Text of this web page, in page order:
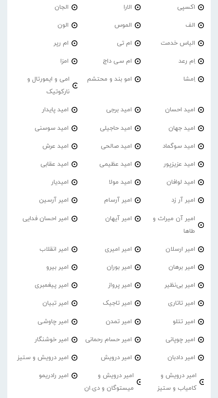
اکسپی الارا الجان
الف الموس الون
الیاس خدمت ام تی ام رپر
اِم رعد ام سی داج امزا
اِمشا امو بند و محتشم
امی و ایمورتال و
نارکوتیک
امید احسان امید برجی امید پایدار
امید جهان امید حاجیلی امید سوسنی
امید سوگماد امید صالحی امید عرش
امید عزیزپور امید عظیمی امید عقابی
امید لوافان امید مولا امیدیار
امیر آر زد امیر آرسام امیر آرسین
امیر آن میراث و
طاها
امیر آیهان امیر احسان فدایی
امیر ارسلان امیر امیری امیر انقلاب
امیر برهان امیر‌ بوران امیر بیرو
امیر بی‌نظیر امیر پرواز امیر پیغمبری
امیر تاتاری امیر تاجیک امیر تبیان
امیر تتلو امیر تمدن امیر چاوشی
امیر چوپانی امیر حسام رحمانی امیر خوشنگار
امیر دادبان امیر درویش امیر درویش و ستیز
امیر درویش و
کامیاب و ستیز
امیر درویش و
میستوگان و دی.ان
امیر رادریمو